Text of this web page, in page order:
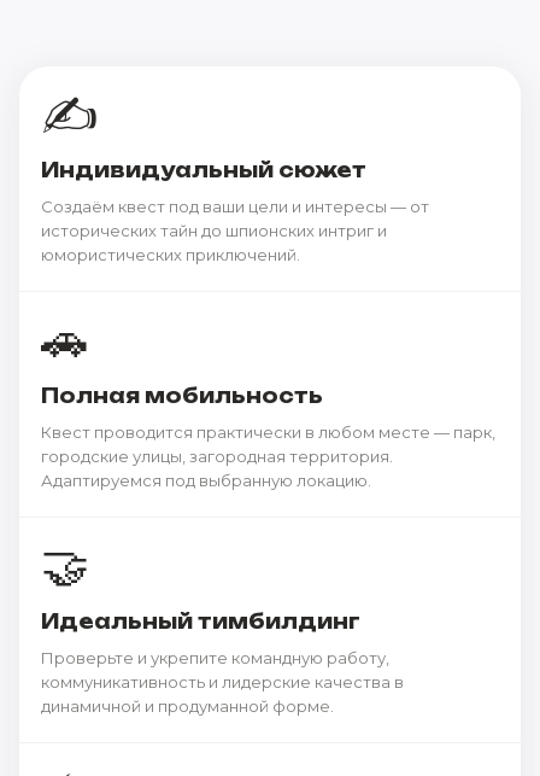
✍️
Индивидуальный сюжет
Создаём квест под ваши цели и интересы — от
исторических тайн до шпионских интриг и
юмористических приключений.
🚗
Полная мобильность
Квест проводится практически в любом месте — парк,
городские улицы, загородная территория.
Адаптируемся под выбранную локацию.
🤝
Идеальный тимбилдинг
Проверьте и укрепите командную работу,
коммуникативность и лидерские качества в
динамичной и продуманной форме.